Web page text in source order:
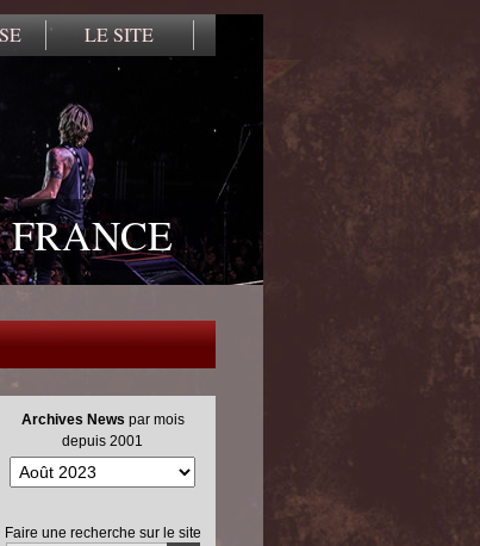
LE SITE
FRANCE
Archives News par mois
depuis 2001
Faire une recherche sur le site